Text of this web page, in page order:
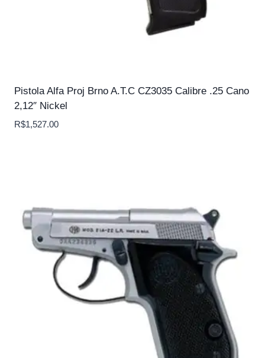
Pistola Alfa Proj Brno A.T.C CZ3035 Calibre .25 Cano
2,12″ Nickel
R$1,527.00